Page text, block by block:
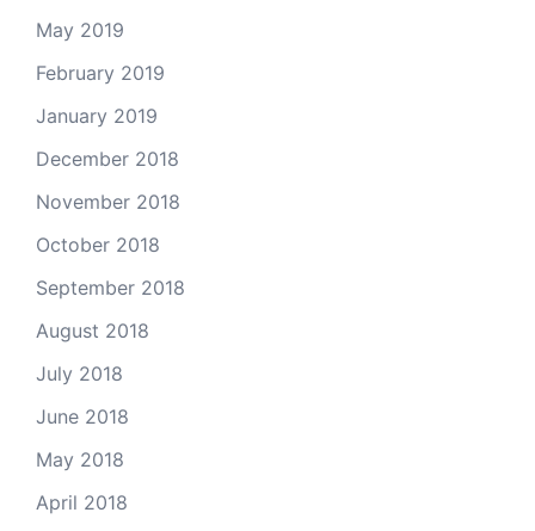
May 2019
February 2019
January 2019
December 2018
November 2018
October 2018
September 2018
August 2018
July 2018
June 2018
May 2018
April 2018